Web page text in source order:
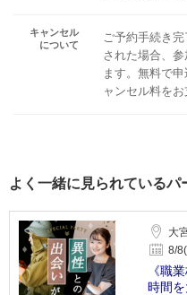
キャンセル
について
ご予約手続き
された場合、
ます。無料で
ャンセル料をお
よく一緒に見られているパ
大
8/
《職
時間